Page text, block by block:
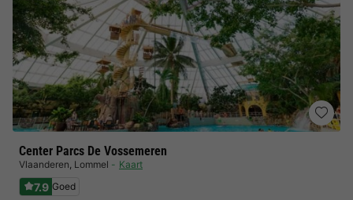
Center Parcs De Vossemeren
Vlaanderen, Lommel Kaart
7.9 Goed